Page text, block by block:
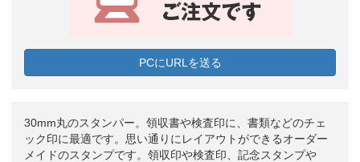
PCにURLを送る
30mm丸のスタンパー。領収書や検査印に、書類などのチェ
ック印に最適です。思い通りにレイアウトができるオーダー
メイドのスタンプです。領収印や検査印、記念スタンプや